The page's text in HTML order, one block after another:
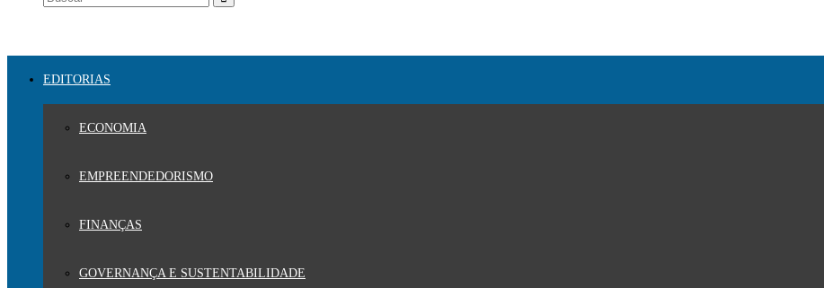
EDITORIAS
ECONOMIA
EMPREENDEDORISMO
FINANÇAS
GOVERNANÇA E SUSTENTABILIDADE